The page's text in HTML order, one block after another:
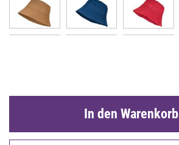
In den Warenkorb